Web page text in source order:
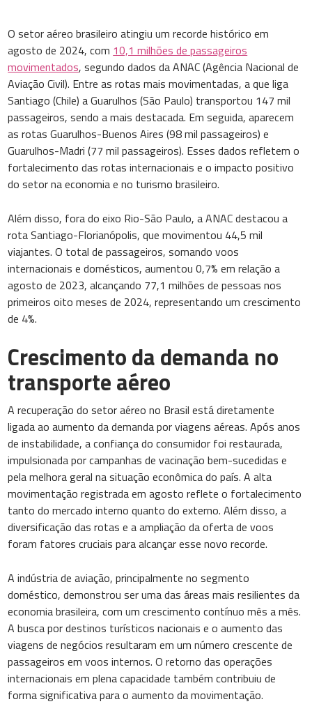
O setor aéreo brasileiro atingiu um recorde histórico em
agosto de 2024, com 10,1 milhões de passageiros
movimentados, segundo dados da ANAC (Agência Nacional de
Aviação Civil). Entre as rotas mais movimentadas, a que liga
Santiago (Chile) a Guarulhos (São Paulo) transportou 147 mil
passageiros, sendo a mais destacada. Em seguida, aparecem
as rotas Guarulhos-Buenos Aires (98 mil passageiros) e
Guarulhos-Madri (77 mil passageiros). Esses dados refletem o
fortalecimento das rotas internacionais e o impacto positivo
do setor na economia e no turismo brasileiro.
Além disso, fora do eixo Rio-São Paulo, a ANAC destacou a
rota Santiago-Florianópolis, que movimentou 44,5 mil
viajantes. O total de passageiros, somando voos
internacionais e domésticos, aumentou 0,7% em relação a
agosto de 2023, alcançando 77,1 milhões de pessoas nos
primeiros oito meses de 2024, representando um crescimento
de 4%.
Crescimento da demanda no
transporte aéreo
A recuperação do setor aéreo no Brasil está diretamente
ligada ao aumento da demanda por viagens aéreas. Após anos
de instabilidade, a confiança do consumidor foi restaurada,
impulsionada por campanhas de vacinação bem-sucedidas e
pela melhora geral na situação econômica do país. A alta
movimentação registrada em agosto reflete o fortalecimento
tanto do mercado interno quanto do externo. Além disso, a
diversificação das rotas e a ampliação da oferta de voos
foram fatores cruciais para alcançar esse novo recorde.
A indústria de aviação, principalmente no segmento
doméstico, demonstrou ser uma das áreas mais resilientes da
economia brasileira, com um crescimento contínuo mês a mês.
A busca por destinos turísticos nacionais e o aumento das
viagens de negócios resultaram em um número crescente de
passageiros em voos internos. O retorno das operações
internacionais em plena capacidade também contribuiu de
forma significativa para o aumento da movimentação.